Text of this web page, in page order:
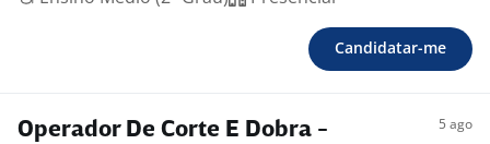
Candidatar-me
Operador De Corte E Dobra -
5 ago